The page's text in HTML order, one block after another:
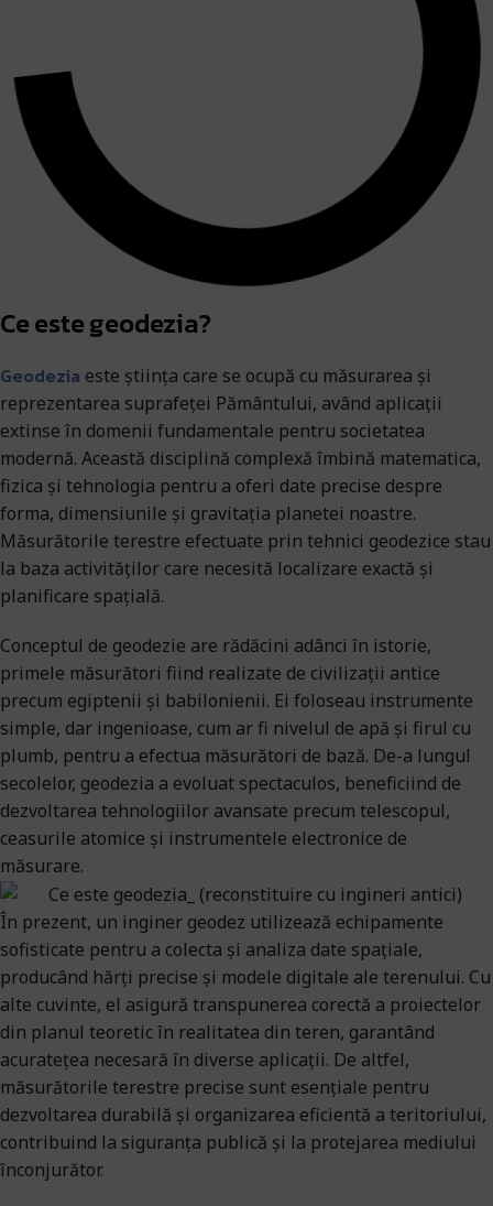
Ce este geodezia?
Geodezia este știința care se ocupă cu măsurarea și
reprezentarea suprafeței Pământului, având aplicații
extinse în domenii fundamentale pentru societatea
modernă. Această disciplină complexă îmbină matematica,
fizica și tehnologia pentru a oferi date precise despre
forma, dimensiunile și gravitația planetei noastre.
Măsurătorile terestre efectuate prin tehnici geodezice stau
la baza activităților care necesită localizare exactă și
planificare spațială.
Conceptul de geodezie are rădăcini adânci în istorie,
primele măsurători fiind realizate de civilizații antice
precum egiptenii și babilonienii. Ei foloseau instrumente
simple, dar ingenioase, cum ar fi nivelul de apă și firul cu
plumb, pentru a efectua măsurători de bază. De-a lungul
secolelor, geodezia a evoluat spectaculos, beneficiind de
dezvoltarea tehnologiilor avansate precum telescopul,
ceasurile atomice și instrumentele electronice de
măsurare.
În prezent, un inginer geodez utilizează echipamente
sofisticate pentru a colecta și analiza date spațiale,
producând hărți precise și modele digitale ale terenului. Cu
alte cuvinte, el asigură transpunerea corectă a proiectelor
din planul teoretic în realitatea din teren, garantând
acuratețea necesară în diverse aplicații. De altfel,
măsurătorile terestre precise sunt esențiale pentru
dezvoltarea durabilă și organizarea eficientă a teritoriului,
contribuind la siguranța publică și la protejarea mediului
înconjurător.